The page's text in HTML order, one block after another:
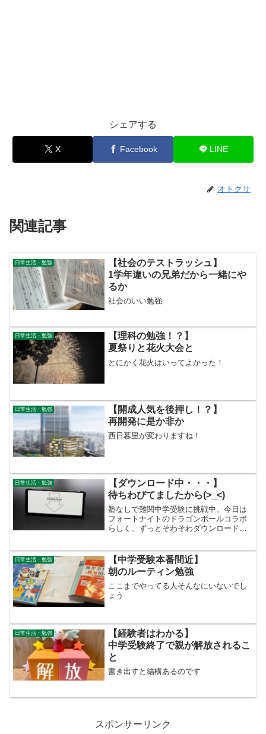
シェアする
X Facebook LINE
オトクサ
関連記事
日常生活・勉強
【社会のテストラッシュ】
1学年違いの兄弟だから一緒にや
るか
社会のいい勉強
日常生活・勉強
【理科の勉強！？】
夏祭りと花火大会と
とにかく花火はいってよかった！
日常生活・勉強
【開成人気を後押し！？】
再開発に是か非か
西日暮里が変わりますね！
日常生活・勉強
【ダウンロード中・・・】
待ちわびてましたから(>_<)
塾なしで難関中学受験に挑戦中。今日は
フォートナイトのドラゴンボールコラボ
らしく、ずっとそわそわダウンロードを
日常生活・勉強
【中学受験本番間近】
朝のルーティン勉強
ここまでやってる人そんなにいないでし
ょう
日常生活・勉強
【経験者はわかる】
中学受験終了で親が解放されるこ
と
書き出すと結構あるのです
スポンサーリンク